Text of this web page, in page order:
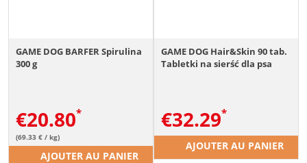
GAME DOG BARFER Spirulina
300 g
€20.80
(69.33 € / kg)
AJOUTER AU PANIER
GAME DOG Hair&Skin 90 tab.
Tabletki na sierść dla psa
€32.29
AJOUTER AU PANIER